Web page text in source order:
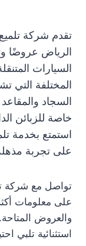
تقدم شركة
الرياض عروضًا
السيارات
المختلفة التي
السجاد
خاصة للزبائن
استمتع بخدمة
على تجربة
تواصل مع شركة
على معلومات
والعروض
استثنائية تلبي